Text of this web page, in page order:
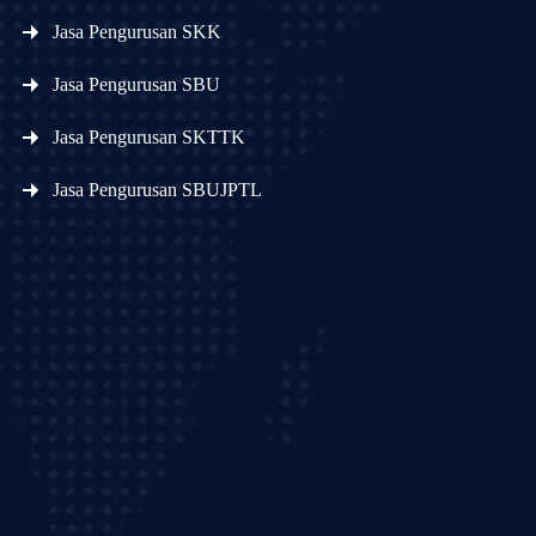
Jasa Pengurusan SKK
Jasa Pengurusan SBU
Jasa Pengurusan SKTTK
Jasa Pengurusan SBUJPTL